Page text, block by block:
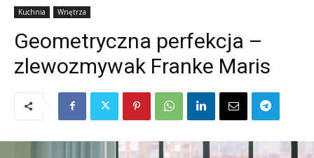
Kuchnia Wnętrza
Geometryczna perfekcja –
zlewozmywak Franke Maris